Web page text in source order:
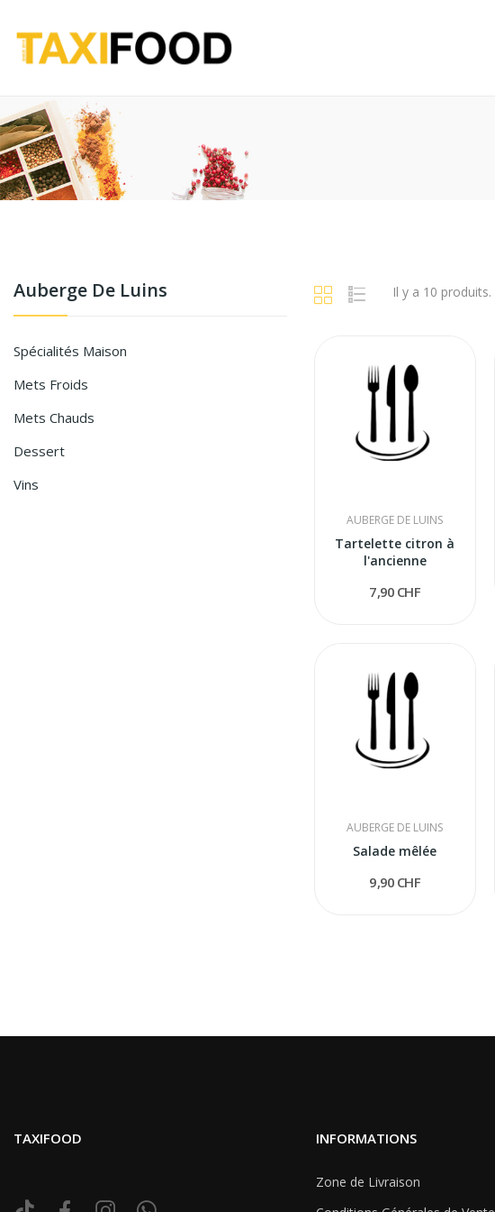
Auberge De Luins
Spécialités Maison
Mets Froids
Mets Chauds
Dessert
Vins
Il y a 10 produits.
AUBERGE DE LUINS
Tartelette citron à
l'ancienne
7,90 CHF
AUBERGE DE LUINS
Salade mêlée
9,90 CHF
TAXIFOOD INFORMATIONS
Zone de Livraison